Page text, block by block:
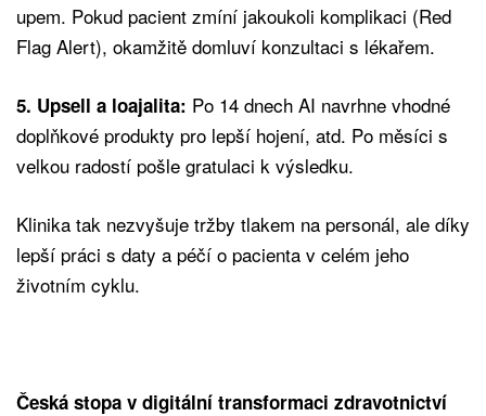
upem. Pokud pacient zmíní jakoukoli komplikaci (Red
Flag Alert), okamžitě domluví konzultaci s lékařem.
5. Upsell a loajalita: Po 14 dnech AI navrhne vhodné
doplňkové produkty pro lepší hojení, atd. Po měsíci s
velkou radostí pošle gratulaci k výsledku.
Klinika tak nezvyšuje tržby tlakem na personál, ale díky
lepší práci s daty a péčí o pacienta v celém jeho
životním cyklu.
Česká stopa v digitální transformaci zdravotnictví